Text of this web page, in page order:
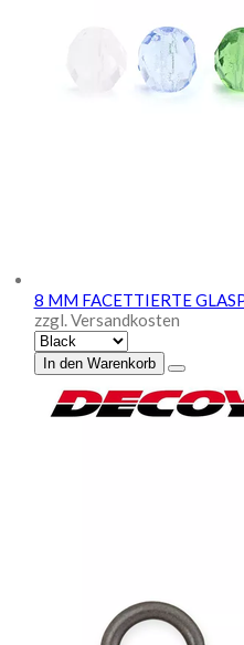
8 MM FACETTIERTE
zzgl. Versandkosten
In den Warenkorb